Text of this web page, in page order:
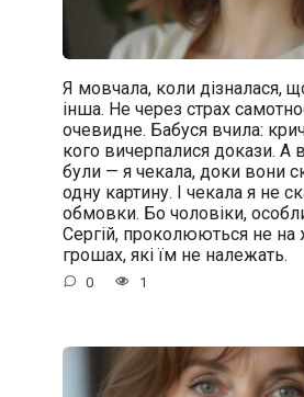
Я мовчала, коли дізналася,
інша. Не через страх
очевидне. Бабуся вчила:
кого вичерпалися докази. А
були — я чекала, доки вони
одну картину. І чекала я не
обмовки. Бо чоловіки,
Сергій, проколюються не на
грошах, які їм не належать.
0 1